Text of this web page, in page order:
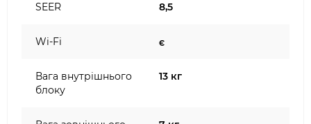
SEER 8,5
Wi-Fi є
Вага внутрішнього
блоку
13 кг